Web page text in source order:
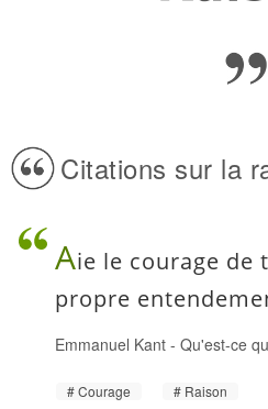
Citations sur la
Aie le courage de
propre
Emmanuel Kant - Qu'est-ce
Courage Raison